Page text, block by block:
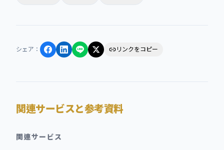
シェア ： リンクをコピー
関連サービスと参考資料
関連サービス